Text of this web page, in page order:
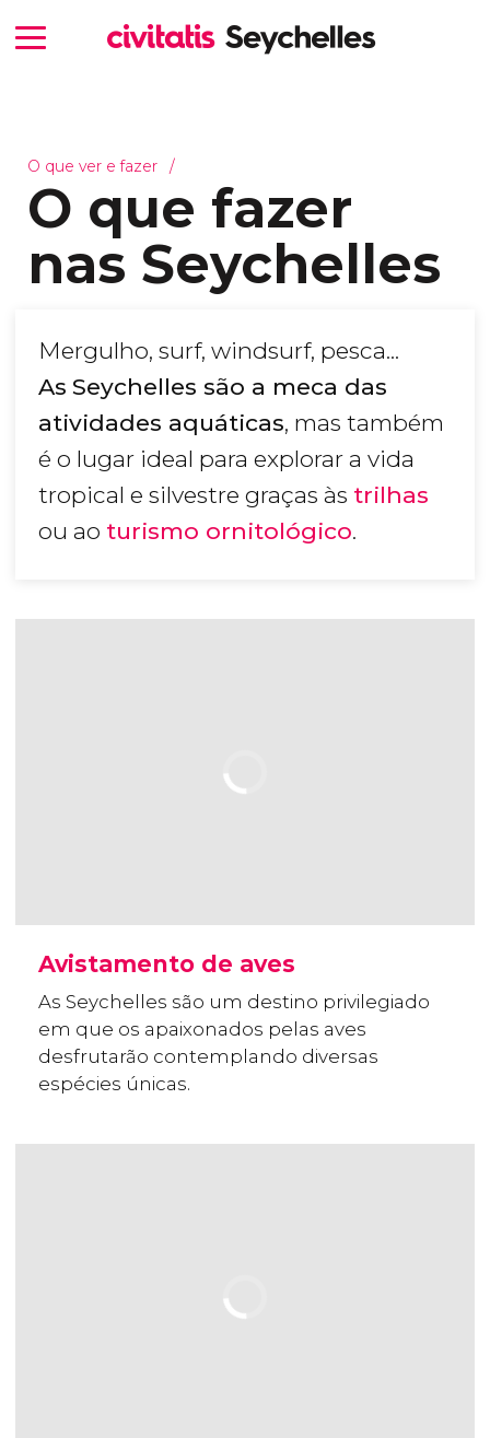
O que ver e fazer
O que fazer
nas Seychelles
Mergulho, surf, windsurf, pesca...
As Seychelles são a meca das
atividades aquáticas, mas também
é o lugar ideal para explorar a vida
tropical e silvestre graças às trilhas
ou ao turismo ornitológico.
Avistamento de aves
As Seychelles são um destino privilegiado
em que os apaixonados pelas aves
desfrutarão contemplando diversas
espécies únicas.